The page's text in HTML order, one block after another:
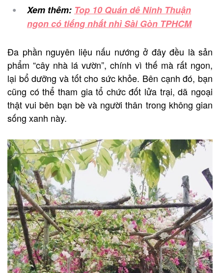
Xem thêm: Top 10 Quán dê Ninh Thuận
ngon có tiếng nhất nhì Sài Gòn TPHCM
Đa phần nguyên liệu nấu nướng ở đây đều là sản
phẩm “cây nhà lá vườn”, chính vì thế mà rất ngon,
lại bổ dưỡng và tốt cho sức khỏe. Bên cạnh đó, bạn
cũng có thể tham gia tổ chức đốt lửa trại, dã ngoại
thật vui bên bạn bè và người thân trong không gian
sống xanh này.